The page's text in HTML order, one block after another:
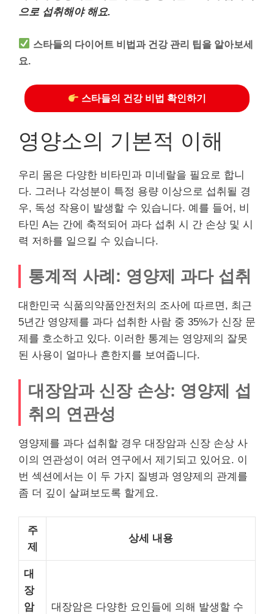
으로 섭취해야 해요.
스타들의 다이어트 비법과 건강 관리 팁을 알아보세
요.
스타들의 건강 비법 확인하기
영양소의 기본적 이해
우리 몸은 다양한 비타민과 미네랄을 필요로 합니
다. 그러나 각성분이 특정 용량 이상으로 섭취될 경
우, 독성 작용이 발생할 수 있습니다. 예를 들어, 비
타민 A는 간에 축적되어 과다 섭취 시 간 손상 및 시
력 저하를 일으킬 수 있습니다.
통계적 사례: 영양제 과다 섭취
대한민국 식품의약품안전처의 조사에 따르면, 최근
5년간 영양제를 과다 섭취한 사람 중 35%가 신장 문
제를 호소하고 있다. 이러한 통계는 영양제의 잘못
된 사용이 얼마나 흔한지를 보여줍니다.
대장암과 신장 손상: 영양제 섭
취의 연관성
영양제를 과다 섭취할 경우 대장암과 신장 손상 사
이의 연관성이 여러 연구에서 제기되고 있어요. 이
번 섹션에서는 이 두 가지 질병과 영양제의 관계를
좀 더 깊이 살펴보도록 할게요.
주
제
상세 내용
대
장
암
대장암은 다양한 요인들에 의해 발생할 수